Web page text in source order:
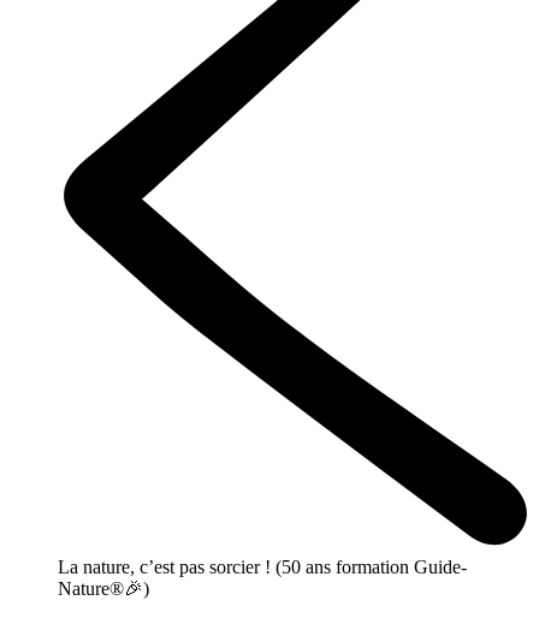
La nature, c’est pas sorcier ! (50 ans formation Guide-
Nature®🎉)